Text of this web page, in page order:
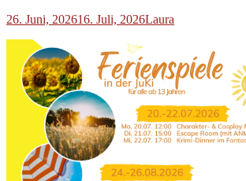
26. Juni, 202616. Juli, 2026Laura